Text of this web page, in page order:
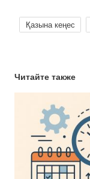
Қазына кеңес
Читайте также